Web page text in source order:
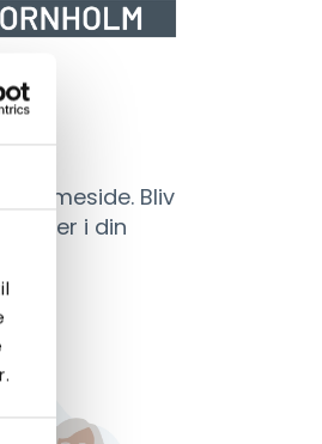
Bliv
sker i din